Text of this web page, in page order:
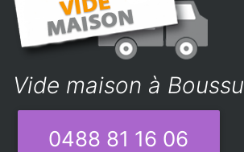
Vide maison à Boussu
0488 81 16 06